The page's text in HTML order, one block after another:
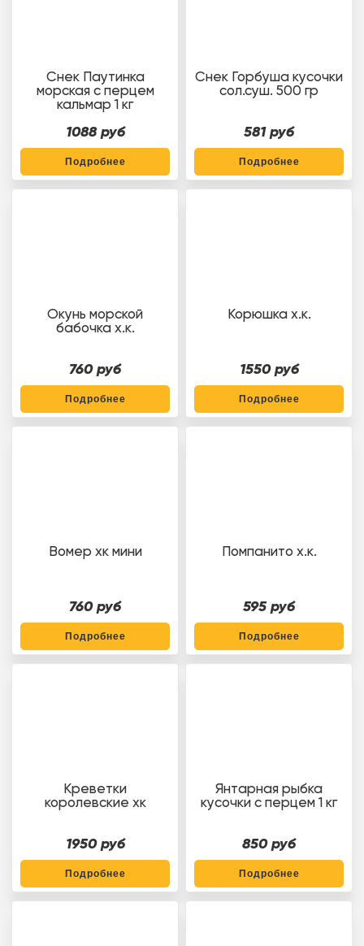
Снек Паутинка
морская с перцем
кальмар 1 кг
1088 руб
Подробнее
Снек Горбуша кусочки
сол.суш. 500 гр
581 руб
Подробнее
Окунь морской
бабочка х.к.
760 руб
Подробнее
Корюшка х.к.
1550 руб
Подробнее
Вомер хк мини
760 руб
Подробнее
Помпанито х.к.
595 руб
Подробнее
Креветки
королевские хк
1950 руб
Подробнее
Янтарная рыбка
кусочки с перцем 1 кг
850руб
Подробнее